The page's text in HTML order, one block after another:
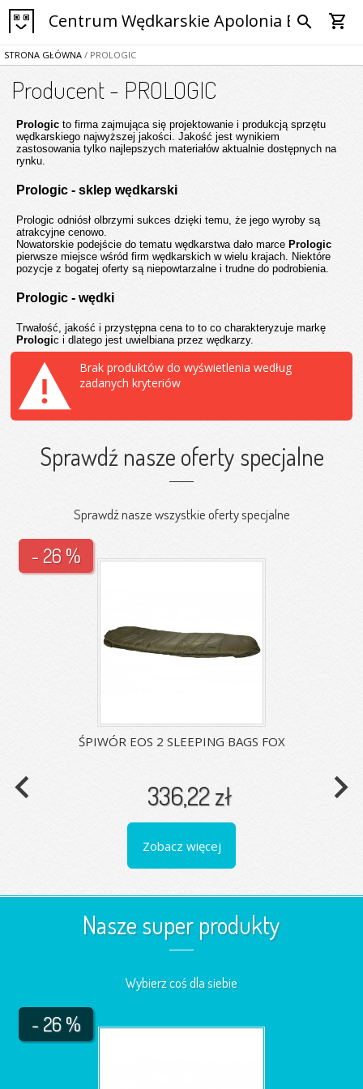
Centrum Wędkarskie Apolonia Bytom
search shopping_cart
STRONA GŁÓWNA / PROLOGIC
Producent - PROLOGIC
Prologic to firma zajmująca się projektowanie i produkcją sprzętu
wędkarskiego najwyższej jakości. Jakość jest wynikiem
zastosowania tylko najlepszych materiałów aktualnie dostępnych na
rynku.
Prologic - sklep wędkarski
Prologic odniósł olbrzymi sukces dzięki temu, że jego wyroby są
atrakcyjne cenowo.
Nowatorskie podejście do tematu wędkarstwa dało marce Prologic
pierwsze miejsce wśród firm wędkarskich w wielu krajach. Niektóre
pozycje z bogatej oferty są niepowtarzalne i trudne do podrobienia.
Prologic - wędki
Trwałość, jakość i przystępna cena to to co charakteryzuje markę
Prologic i dlatego jest uwielbiana przez wędkarzy.
Brak produktów do wyświetlenia według
zadanych kryteriów
Sprawdź nasze oferty specjalne
Sprawdź nasze wszystkie oferty specjalne
ŚPIWÓR EOS 2 SLEEPING BAGS FOX
336,22 zł
- 26 %
Zobacz więcej
navigate_before navigate_next
Nasze super produkty
Wybierz coś dla siebie
- 26 %